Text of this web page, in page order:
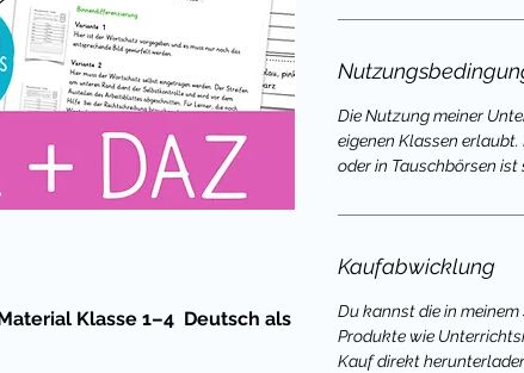
Klasse 1–4 Deutsch als
Die Nutzung meiner
eigenen Klassen
oder in Tauschbörsen
Kaufabwicklung
Du kannst die in
Produkte wie
Kauf direkt